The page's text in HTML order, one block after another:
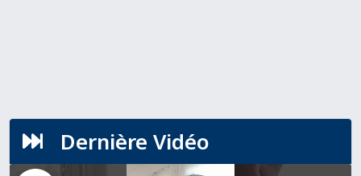
 Dernière Vidéo